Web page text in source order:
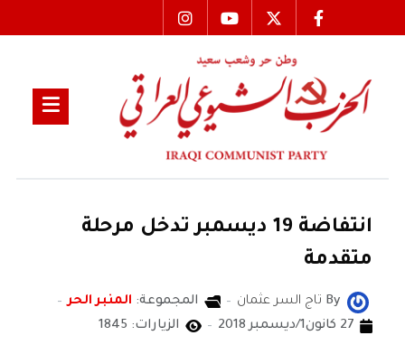
انتفاضة 19 ديسمبر تدخل مرحلة
متقدمة
By تاج السر عثمان المجموعة: المنبر الحر
27 كانون1/ديسمبر 2018
الزيارات: 1845